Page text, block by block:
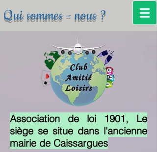
Qui sommes - nous ?
Association de loi 1901, Le
siège se situe dans l'ancienne
mairie de Caissargues